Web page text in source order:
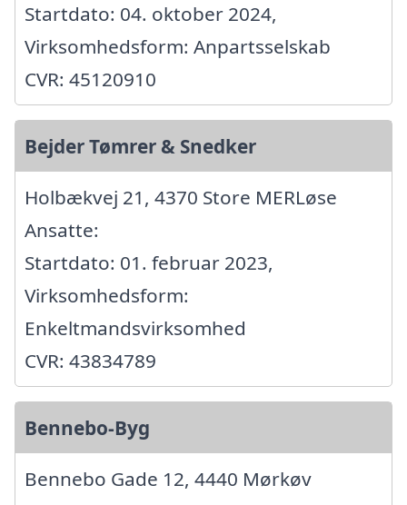
Startdato: 04. oktober 2024,
Virksomhedsform: Anpartsselskab
CVR: 45120910
Bejder Tømrer & Snedker
Holbækvej 21, 4370 Store MERLøse
Ansatte:
Startdato: 01. februar 2023,
Virksomhedsform:
Enkeltmandsvirksomhed
CVR: 43834789
Bennebo-Byg
Bennebo Gade 12, 4440 Mørkøv